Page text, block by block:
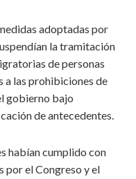
adoptadas por
la tramitación
de personas
a las prohibiciones de
gobierno bajo
de antecedentes.
habían cumplido con
por el Congreso y el